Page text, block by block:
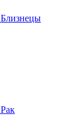
Близнецы
Рак